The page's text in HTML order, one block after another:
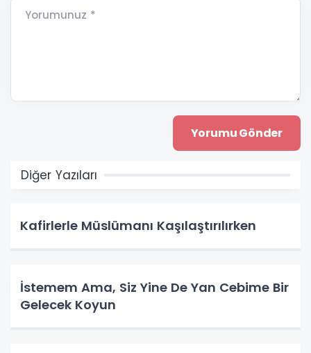
Yorumunuz *
Diğer Yazıları
Kafirlerle Müslümanı Kaşılaştırılırken
İstemem Ama, Siz Yine De Yan Cebime Bir
Gelecek Koyun